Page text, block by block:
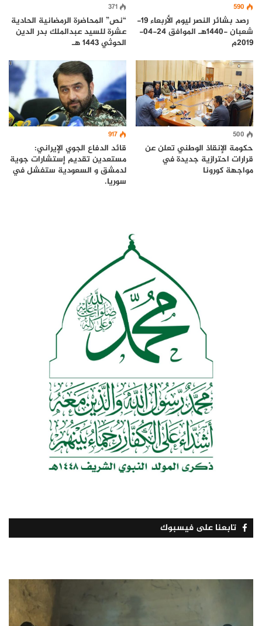
590
رصد بشائر النصر ليوم الأربعاء 19-
شعبان -1440هـ الموافق 24-04-
2019م
371
“نص” المحاضرة الرمضانية الحادية
عشرة للسيد عبدالملك بدر الدين
الحوثي 1443 هـ
500
حكومة الإنقاذ الوطني تعلن عن
قرارات احترازية جديدة في
مواجهة كورونا
917
قائد الدفاع الجوي الإيراني:
مستعدين تقديم إستشارات جوية
لدمشق و السعودية ستفشل في
سوريا.
تابعنا على فيسبوك